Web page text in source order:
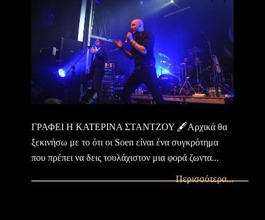
ΓΡΑΦΕΙ Η ΚΑΤΕΡΙΝΑ ΣΤΑΝΤΖΟΥ 🖋Αρχικά θα
ξεκινήσω με το ότι οι Soen είναι ένα συγκρότημα
που πρέπει να δεις τουλάχιστον μια φορά ζωντα...
Περισσότερα...